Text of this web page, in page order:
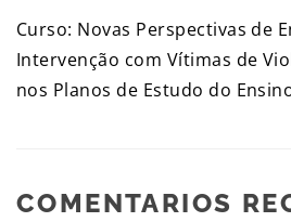
Curso: Novas Perspectivas de
Intervenção com Vítimas de
nos Planos de Estudo do
COMENTARIOS